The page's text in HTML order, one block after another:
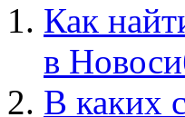
Как
в
В каких